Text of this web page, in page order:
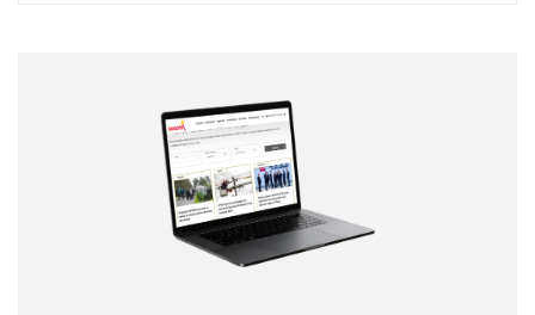
Correo electrónico
Tipo de comentario